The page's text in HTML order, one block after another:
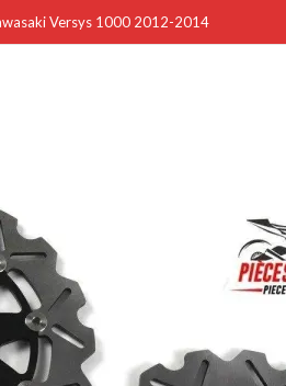
Versys 1000 2012-2014